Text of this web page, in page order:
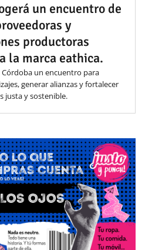
un encuentro de
y
productoras
la marca eathica.
Córdoba un encuentro para
generar alianzas y fortalecer
justa y sostenible.